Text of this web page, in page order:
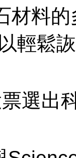
材料
輕鬆
選出